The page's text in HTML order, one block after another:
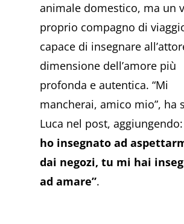
animale domestico, ma un
proprio compagno di
capace di insegnare
dimensione dell’amore più
profonda e autentica. “Mi
mancherai, amico mio”, ha
Luca nel post, aggiungendo:
ho insegnato ad
dai negozi, tu mi hai
ad amare”.